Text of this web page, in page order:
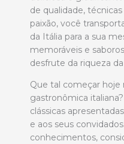
de qualidade,
paixão, você
da Itália para a sua
memoráveis e
desfrute da riqueza da
Que tal começar hoje
gastronômica
clássicas
e aos seus
conhecimentos,